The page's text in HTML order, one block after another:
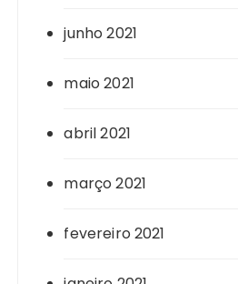
junho 2021
maio 2021
abril 2021
março 2021
fevereiro 2021